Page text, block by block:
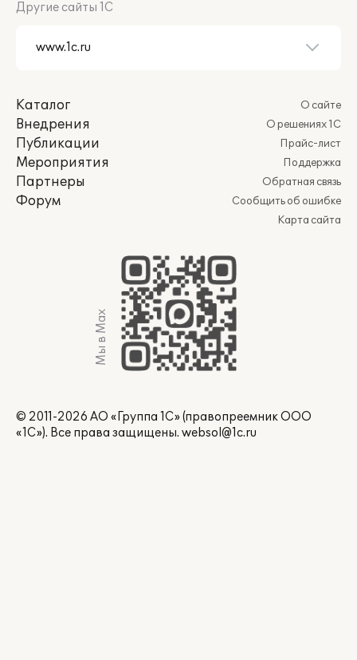
Другие сайты 1С
Каталог
Внедрения
Публикации
Мероприятия
Партнеры
Форум
О сайте
О решениях 1С
Прайс-лист
Поддержка
Обратная связь
Сообщить об ошибке
Карта сайта
Мы в Max
© 2011-2026 АО «Группа 1С» (правопреемник ООО
«1С»). Все права защищены. websol@1c.ru